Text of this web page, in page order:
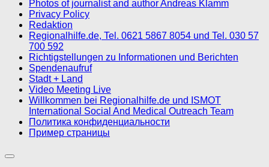
Photos of journalist and author Andreas Klamm
Privacy Policy
Redaktion
Regionalhilfe.de, Tel. 0621 5867 8054 und Tel. 030 57
700 592
Richtigstellungen zu Informationen und Berichten
Spendenaufruf
Stadt + Land
Video Meeting Live
Willkommen bei Regionalhilfe.de und ISMOT
International Social And Medical Outreach Team
Политика конфиденциальности
Пример страницы